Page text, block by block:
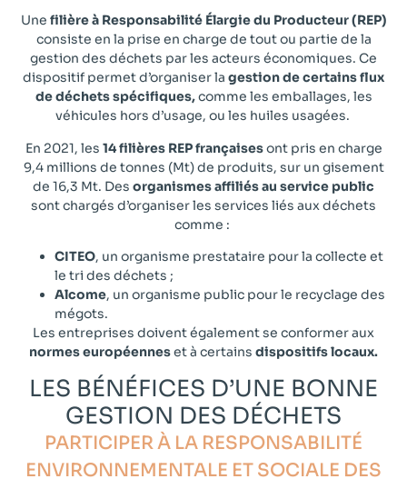
Une filière à Responsabilité Élargie du Producteur (REP)
consiste en la prise en charge de tout ou partie de la
gestion des déchets par les acteurs économiques. Ce
dispositif permet d’organiser la gestion de certains flux
de déchets spécifiques,comme les emballages, les
véhicules hors d’usage, ou les huiles usagées.
En 2021, les 14 filières REP françaisesont pris en charge
9,4 millions de tonnes (Mt) de produits, sur un gisement
de 16,3 Mt. Des organismes affiliés au service public
sont chargés d’organiser les services liés aux déchets
comme :
CITEO, un organisme prestataire pour la collecte et
le tri des déchets ;
Alcome, un organisme public pour le recyclage des
mégots.
Les entreprises doivent également se conformer aux
normes européenneset à certains dispositifs locaux.
LES BÉNÉFICES D’UNE BONNE
GESTION DES DÉCHETS
PARTICIPER À LA RESPONSABILITÉ
ENVIRONNEMENTALE ET SOCIALE DES